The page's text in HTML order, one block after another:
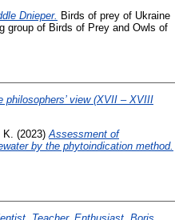
Dnieper. Birds of prey of Ukraine
group of Birds of Prey and Owls of
view (XVII – XVIII
(2023) Assessment of
by the phytoindication method.